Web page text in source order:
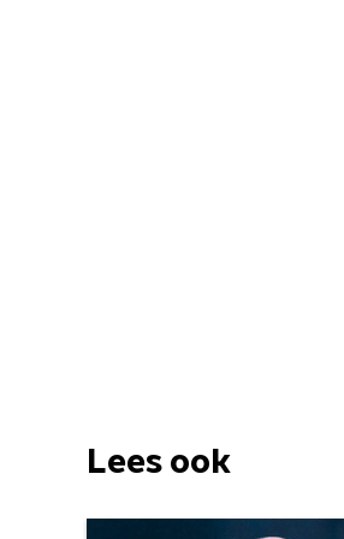
Lees ook